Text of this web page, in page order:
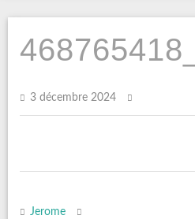
3 décembre 2024
Jerome